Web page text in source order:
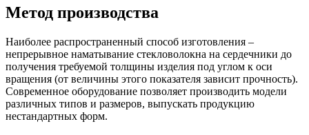
Метод производства
Наиболее распространенный способ изготовления –
непрерывное наматывание стекловолокна на сердечники до
получения требуемой толщины изделия под углом к оси
вращения (от величины этого показателя зависит прочность).
Современное оборудование позволяет производить модели
различных типов и размеров, выпускать продукцию
нестандартных форм.